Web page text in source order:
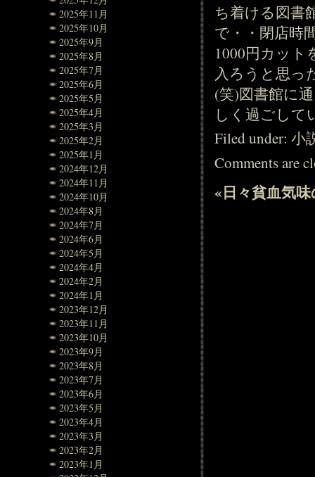
2025年11月
2025年10月
2025年9月
2025年8月
2025年7月
2025年6月
2025年5月
2025年4月
2025年3月
2025年2月
2025年1月
2024年12月
2024年11月
2024年10月
2024年8月
2024年7月
2024年6月
2024年5月
2024年4月
2024年2月
2024年1月
2023年12月
2023年11月
2023年10月
2023年9月
2023年8月
2023年7月
2023年6月
2023年5月
2023年4月
2023年3月
2023年2月
2023年1月
ち着ける図書
で・・閉店時
1000円カッ
入ろうと思っ
(笑)図書館に
しく過ごして
Filed under:小
Comments are
«日々貧血気